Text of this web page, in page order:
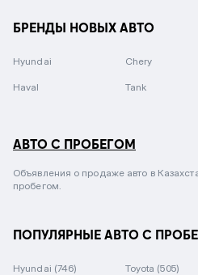
БРЕНДЫ НОВЫХ АВТО
Hyundai Chery
Haval Tank
АВТО С ПРОБЕГОМ
Объявления о продаже авто в
пробегом.
ПОПУЛЯРНЫЕ АВТО С
Hyundai (746) Toyota (505)